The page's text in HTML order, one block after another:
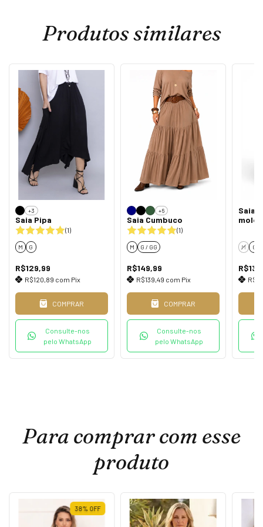
Produtos similares
+3
Saia Pipa
(1)
M G
R$129,99
R$120,89 com Pix
COMPRAR
Consulte-nos
pelo WhatsApp
+6
Saia Cumbuco
(1)
M G / GG
R$149,99
R$139,49 com Pix
COMPRAR
Consulte-nos
pelo WhatsApp
Saia
M G
Para comprar com esse
produto
38% OFF